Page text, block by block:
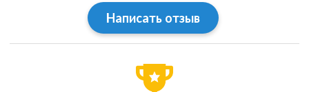
Написать отзыв